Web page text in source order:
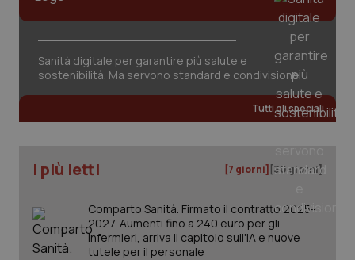
Sanità digitale per garantire più salute e
sostenibilità. Ma servono standard e condivisione
Tutti gli speciali
I più letti [7 giorni] [30 giorni]
Comparto Sanità. Firmato il contratto 2025-
2027. Aumenti fino a 240 euro per gli
infermieri, arriva il capitolo sull'IA e nuove
tutele per il personale